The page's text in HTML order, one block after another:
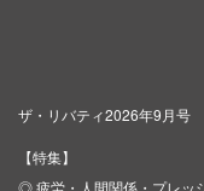
ザ・リバティ2026年9月号
【特集】
◎ 疲労・人間関係・プレッ